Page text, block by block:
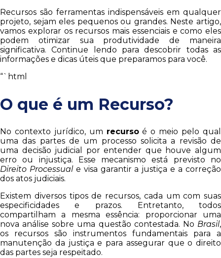
Recursos são ferramentas indispensáveis em qualquer
projeto, sejam eles pequenos ou grandes. Neste artigo,
vamos explorar os recursos mais essenciais e como eles
podem otimizar sua produtividade de maneira
significativa. Continue lendo para descobrir todas as
informações e dicas úteis que preparamos para você.
“`html
O que é um Recurso?
No contexto jurídico, um recursoé o meio pelo qual
uma das partes de um processo solicita a revisão de
uma decisão judicial por entender que houve algum
erro ou injustiça. Esse mecanismo está previsto no
Direito Processuale visa garantir a justiça e a correção
dos atos judiciais.
Existem diversos tipos de recursos, cada um com suas
especificidades e prazos. Entretanto, todos
compartilham a mesma essência: proporcionar uma
nova análise sobre uma questão contestada. No Brasil,
os recursos são instrumentos fundamentais para a
manutenção da justiça e para assegurar que o direito
das partes seja respeitado.